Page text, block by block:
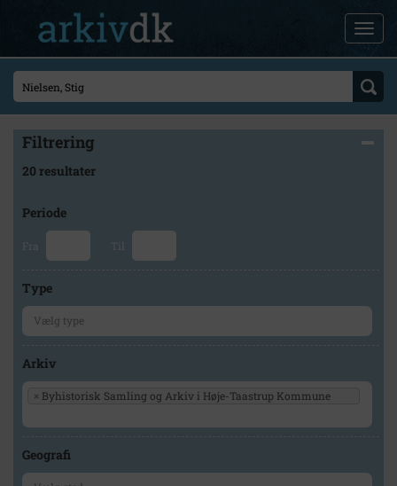
Filtrering
20 resultater
Periode
Fra Til
Type
Arkiv
× Byhistorisk Samling og Arkiv i Høje-Taastrup Kommune
Geografi